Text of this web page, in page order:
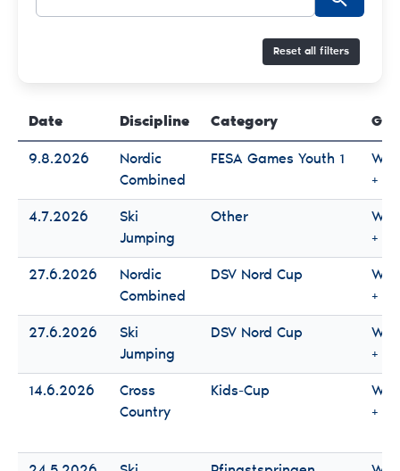
Reset all filters
Date Discipline Category
9.8.2026
Nordic
Combined
FESA Games Youth 1
+
4.7.2026
Ski
Jumping
Other
+
27.6.2026
Nordic
Combined
DSV Nord Cup
+
27.6.2026
Ski
Jumping
DSV Nord Cup
+
14.6.2026
Cross
Country
Kids-Cup
+